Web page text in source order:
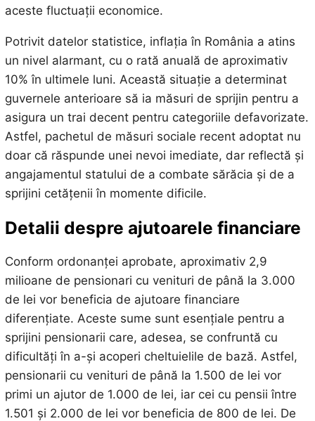
aceste fluctuații economice.
Potrivit datelor statistice, inflația în România a atins
un nivel alarmant, cu o rată anuală de aproximativ
10% în ultimele luni. Această situație a determinat
guvernele anterioare să ia măsuri de sprijin pentru a
asigura un trai decent pentru categoriile defavorizate.
Astfel, pachetul de măsuri sociale recent adoptat nu
doar că răspunde unei nevoi imediate, dar reflectă și
angajamentul statului de a combate sărăcia și de a
sprijini cetățenii în momente dificile.
Detalii despre ajutoarele financiare
Conform ordonanței aprobate, aproximativ 2,9
milioane de pensionari cu venituri de până la 3.000
de lei vor beneficia de ajutoare financiare
diferențiate. Aceste sume sunt esențiale pentru a
sprijini pensionarii care, adesea, se confruntă cu
dificultăți în a-și acoperi cheltuielile de bază. Astfel,
pensionarii cu venituri de până la 1.500 de lei vor
primi un ajutor de 1.000 de lei, iar cei cu pensii între
1.501 și 2.000 de lei vor beneficia de 800 de lei. De